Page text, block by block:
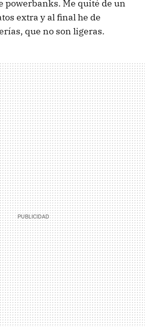
powerbanks. Me quité de un
extra y al final he de
que no son ligeras.